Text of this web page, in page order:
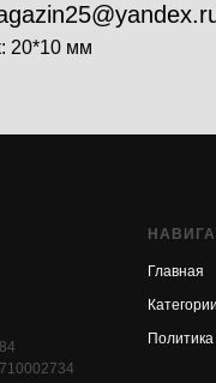
20*10 мм
Главная
Категории